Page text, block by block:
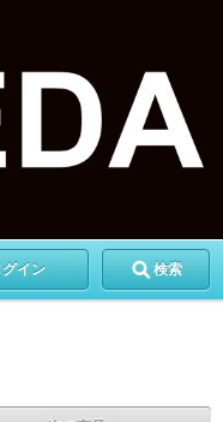
グイン 検索